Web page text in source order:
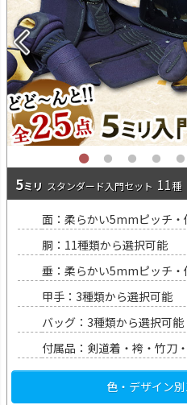
5 スタンダード入門 11
面：柔らかい5mmピッチ・
胴：11種類から選択可能
垂：柔らかい5mmピッチ・
甲手：3種類から選択可能
バッグ：3種類から選択可能
付属品：剣道着・袴・竹刀
色・デザイン